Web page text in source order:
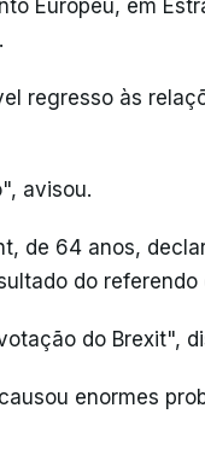
Europeu, em
regresso às
avisou.
de 64 anos,
do referendo
do Brexit",
enormes